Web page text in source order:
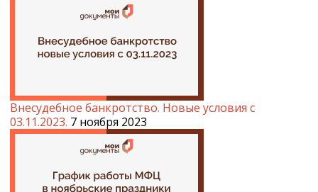
Внесудебное банкротство. Новые условия с
03.11.2023. 7 ноября 2023